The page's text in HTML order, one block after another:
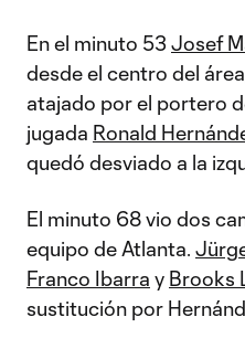
En el minuto 53 Josef
desde el centro del
atajado por el portero
jugada Ronald
quedó desviado a la
El minuto 68 vio dos
equipo de Atlanta.
Franco Ibarra y Brooks
sustitución por